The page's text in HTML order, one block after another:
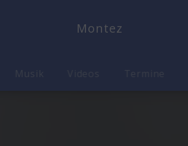
Montez
Musik Termine